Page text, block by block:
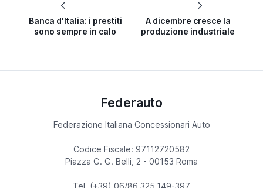
Banca d'Italia: i prestiti
sono sempre in calo
A dicembre cresce la
produzione industriale
Federauto
Federazione Italiana Concessionari Auto
Codice Fiscale: 97112720582
Piazza G. G. Belli, 2 - 00153 Roma
Tel. (+39) 06/86.325.149-397